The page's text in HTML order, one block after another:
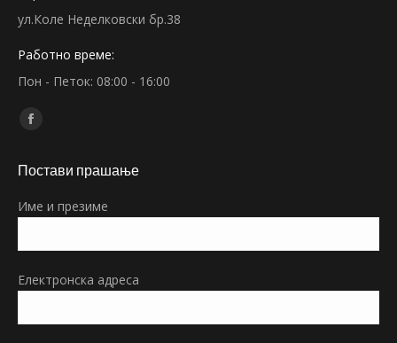
ул.Коле Неделковски бр.38
Работно време:
Пон - Петок: 08:00 - 16:00
Find us on:
Facebook
opens
new
Постави прашање
Име и презиме
Електронска адреса